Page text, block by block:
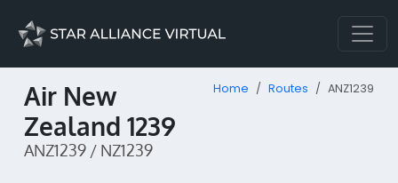
Air New
Zealand 1239
ANZ1239 / NZ1239
Home Routes ANZ1239